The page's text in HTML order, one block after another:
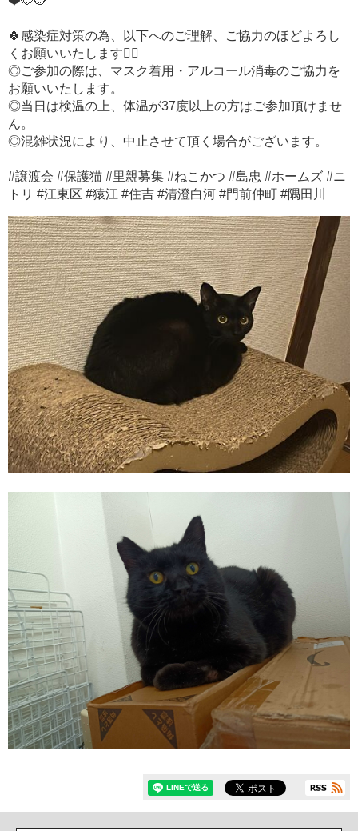
🍀感染症対策の為、以下へのご理解、ご協力のほどよろし
くお願いいたします🙇‍♀️
◎ご参加の際は、マスク着用・アルコール消毒のご協力を
お願いいたします。
◎当日は検温の上、体温が37度以上の方はご参加頂けませ
ん。
◎混雑状況により、中止させて頂く場合がございます。
#譲渡会 #保護猫 #里親募集 #ねこかつ #島忠 #ホームズ #ニ
トリ #江東区 #猿江 #住吉 #清澄白河 #門前仲町 #隅田川